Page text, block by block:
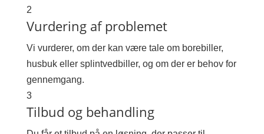
2
Vurdering af problemet
Vi vurderer, om der kan være tale om borebiller,
husbuk eller splintvedbiller, og om der er behov for
gennemgang.
3
Tilbud og behandling